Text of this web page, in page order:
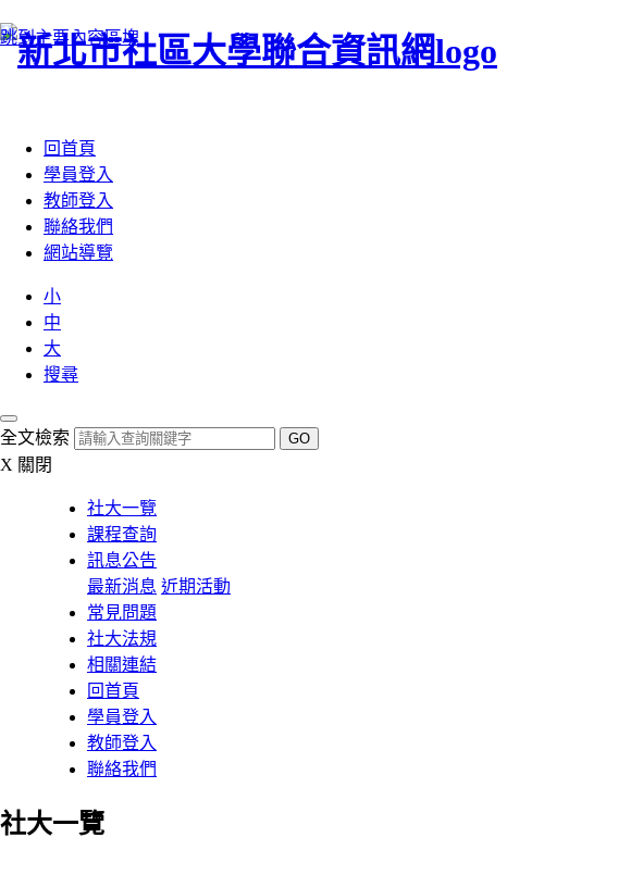
跳到主要內容區塊
回首頁
學員登入
教師登入
聯絡我們
網站導覽
小
中
大
搜尋
全文檢索 GO
X 關閉
社大一覽
課程查詢
訊息公告
最新消息 近期活動
常見問題
社大法規
相關連結
回首頁
學員登入
教師登入
聯絡我們
社大一覽